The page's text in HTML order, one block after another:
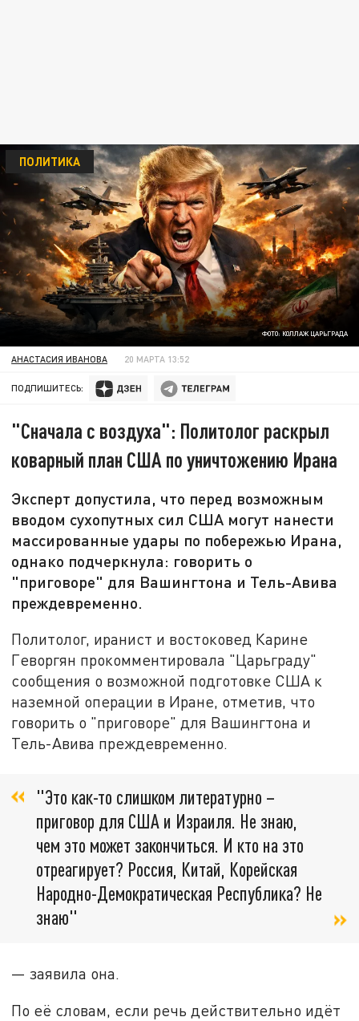
ФОТО: КОЛЛАЖ ЦАРЬГРАДА
ПОЛИТИКА
АНАСТАСИЯ ИВАНОВА 20 МАРТА 13:52
ПОДПИШИТЕСЬ:
"Сначала с воздуха": Политолог раскрыл
коварный план США по уничтожению Ирана
Эксперт допустила, что перед возможным
вводом сухопутных сил США могут нанести
массированные удары по побережью Ирана,
однако подчеркнула: говорить о
"приговоре" для Вашингтона и Тель-Авива
преждевременно.
Политолог, иранист и востоковед Карине
Геворгян прокомментировала "Царьграду"
сообщения о возможной подготовке США к
наземной операции в Иране, отметив, что
говорить о "приговоре" для Вашингтона и
Тель-Авива преждевременно.
"Это как-то слишком литературно –
приговор для США и Израиля. Не знаю,
чем это может закончиться. И кто на это
отреагирует? Россия, Китай, Корейская
Народно-Демократическая Республика? Не
знаю"
— заявила она.
По её словам, если речь действительно идёт